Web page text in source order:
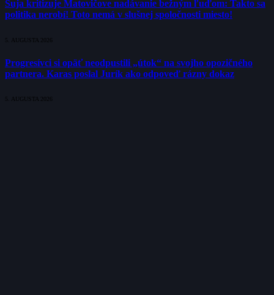
Suja kritizuje Matovičove nadávanie bežným ľuďom: Takto sa
politika nerobí! Toto nemá v slušnej spoločnosti miesto!
5. AUGUSTA 2026
Progresívci si opäť neodpustili „útok“ na svojho opozičného
partnera. Karas poslal Jurík ako odpoveď rázny dokaz
5. AUGUSTA 2026